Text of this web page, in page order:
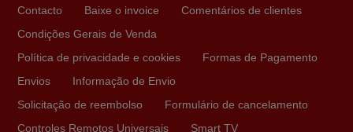
cliente, clareza de instruções durante o processo,
qualidade do produto, cumprimento dos prazos A TUDO
ISTO DOU DOU A NOTA MÁXIMA DE 5 ESTRELAS.
Sinceramente, faço votos para que assim continuem, pois
relação online com o cliente seja tão prática e eficiente
Contacto Baixe o invoice
Comentários de clientes
Condições Gerais de Venda
Política de privacidade e cookies
Formas de Pagamento
Envios
Informação de Envio
Solicitação de reembolso
Formulário de cancelamento
Controles Remotos Universais
Smart TV